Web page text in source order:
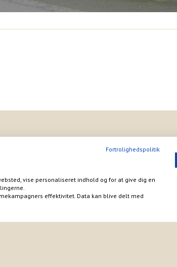
Fortrolighedspolitik
vise personaliseret indhold og for at give dig en
effektivitet. Data kan blive delt med